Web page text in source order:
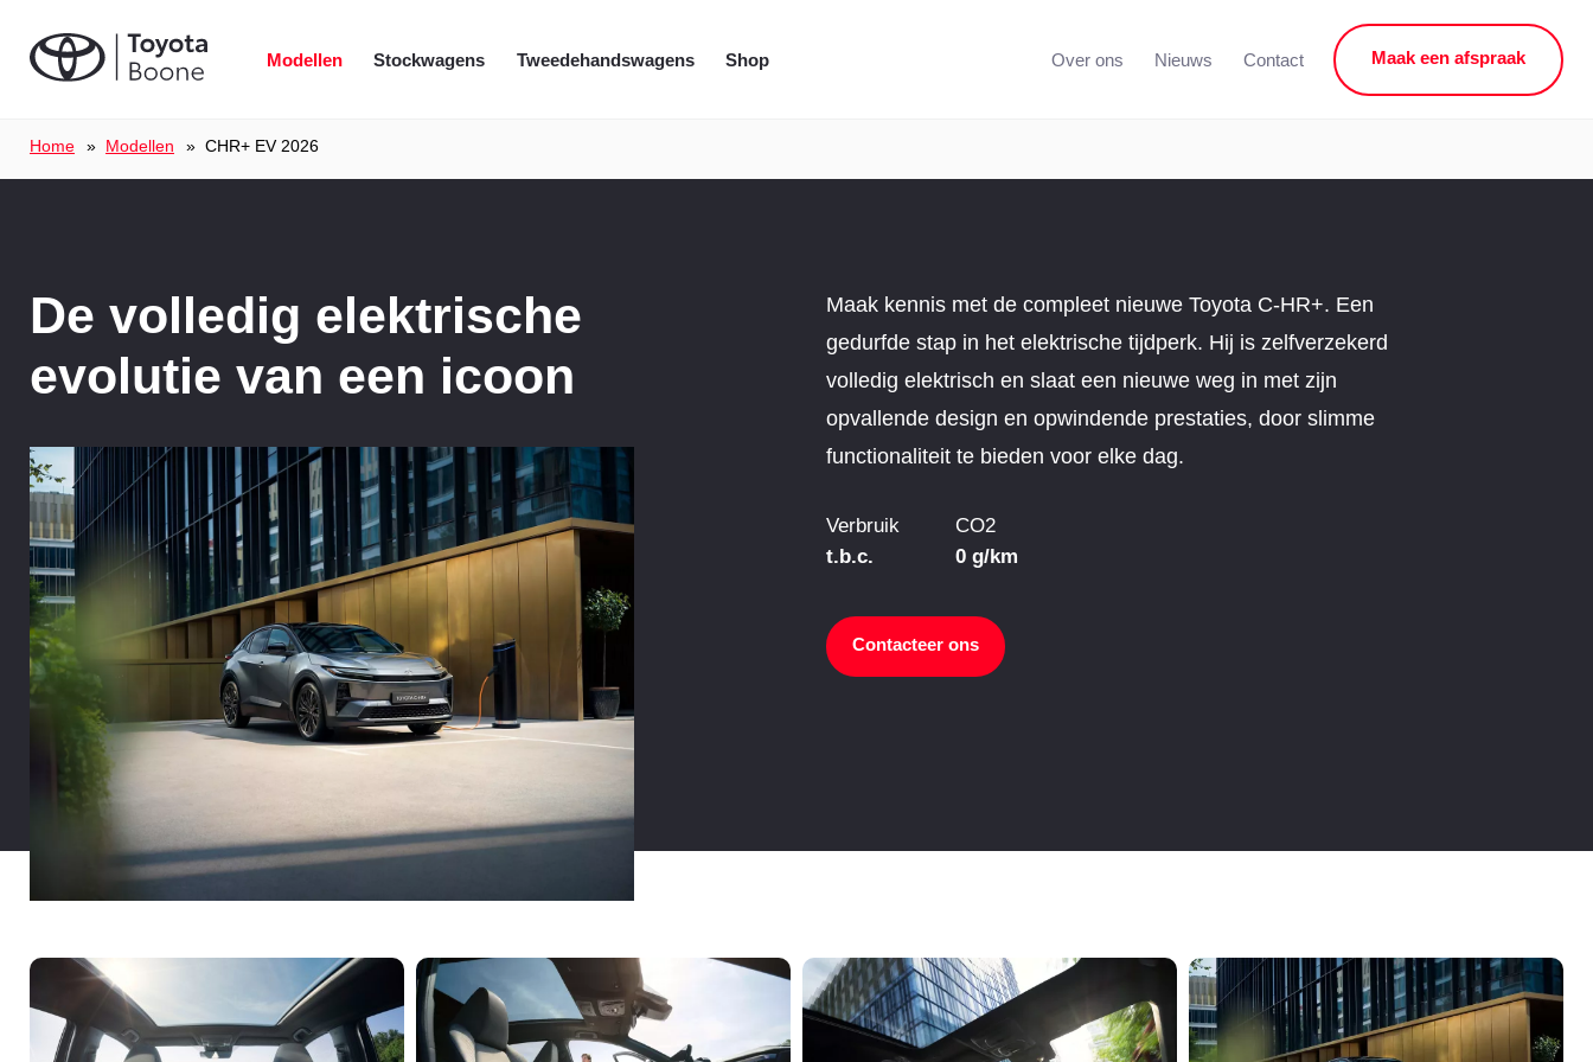
Modellen Stockwagens Tweedehandswagens Shop Over ons Nieuws Contact Maak een afspraak
Home Modellen CHR+ EV 2026
De volledig elektrische
evolutie van een icoon
Maak kennis met de compleet nieuwe Toyota C-HR+. Een
gedurfde stap in het elektrische tijdperk. Hij is zelfverzekerd
volledig elektrisch en slaat een nieuwe weg in met zijn
opvallende design en opwindende prestaties, door slimme
functionaliteit te bieden voor elke dag.
Verbruik
t.b.c.
CO2
0 g/km
Contacteer ons